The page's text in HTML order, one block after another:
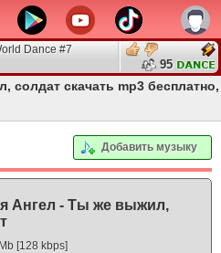
Dance #7
95
солдат скачать mp3 бесплатно,
Добавить музыку
Ангел - Ты же выжил,
[128 kbps]